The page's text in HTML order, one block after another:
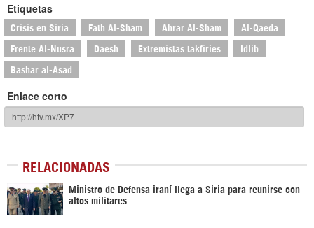
Etiquetas
Crisis en Siria Fath Al-Sham Ahrar Al-Sham Al-Qaeda
Frente Al-Nusra Daesh Extremistas takfiríes Idlib
Bashar al-Asad
Enlace corto
RELACIONADAS
Ministro de Defensa iraní llega a Siria para reunirse con
altos militares